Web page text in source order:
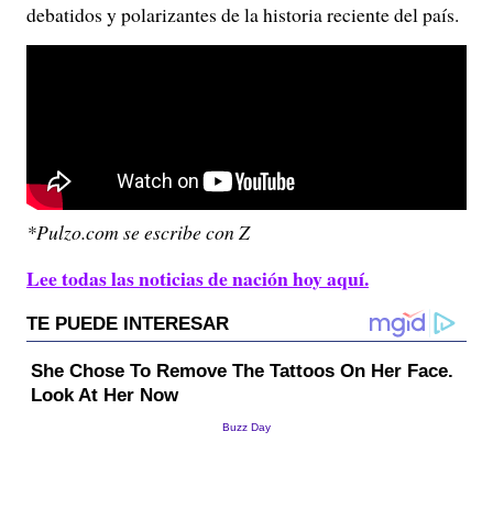
debatidos y polarizantes de la historia reciente del país.
*Pulzo.com se escribe con Z
Lee todas las noticias de nación hoy aquí.